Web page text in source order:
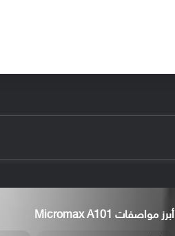
أبرز مواصفات Micromax A101